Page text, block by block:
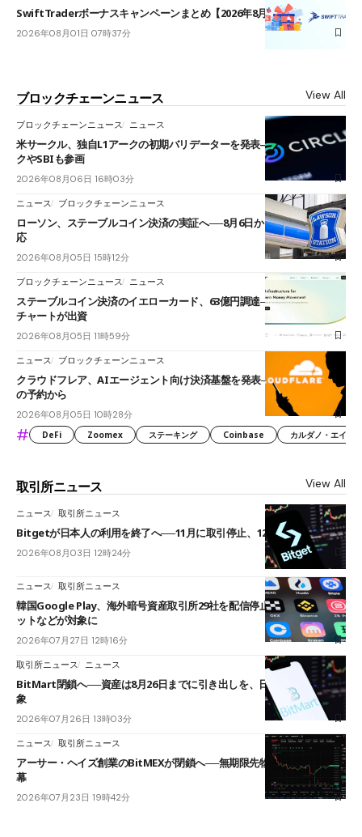
SwiftTraderボーナスキャンペーンまとめ【2026年8月最新】
2026年08月01日 07時37分
ブロックチェーンニュース View All
ブロックチェーンニュース ニュース
米サークル、独自L1アークの初期バリデーターを発表――ブラックロッ
クやSBIも参画
2026年08月06日 16時03分
ニュース ブロックチェーンニュース
ローソン、ステーブルコイン決済の実証へ──8月6日からJPYCやUSDC対
応
2026年08月05日 15時12分
ブロックチェーンニュース ニュース
ステーブルコイン決済のイエローカード、63億円調達──ソニーやスタン
チャートが出資
2026年08月05日 11時59分
ニュース ブロックチェーンニュース
クラウドフレア、AIエージェント向け決済基盤を発表──まずハンドル名
の予約から
2026年08月05日 10時28分
# DeFi Zoomex ステーキング Coinbase カルダノ・エイ
取引所ニュース View All
ニュース 取引所ニュース
Bitgetが日本人の利用を終了へ──11月に取引停止、12月末に強制決済
2026年08月03日 12時24分
ニュース 取引所ニュース
韓国Google Play、海外暗号資産取引所29社を配信停止──OKXやバイビ
ットなどが対象に
2026年07月27日 12時16分
取引所ニュース ニュース
BitMart閉鎖へ──資産は8月26日までに引き出しを、日本人利用者も対
象
2026年07月26日 13時03分
ニュース 取引所ニュース
アーサー・ヘイズ創業のBitMEXが閉鎖へ──無期限先物を生んだ11年に
幕
2026年07月23日 19時42分